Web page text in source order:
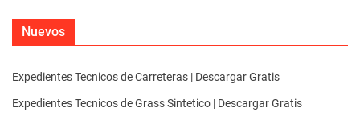
Nuevos
Expedientes Tecnicos de Carreteras | Descargar Gratis
Expedientes Tecnicos de Grass Sintetico | Descargar Gratis